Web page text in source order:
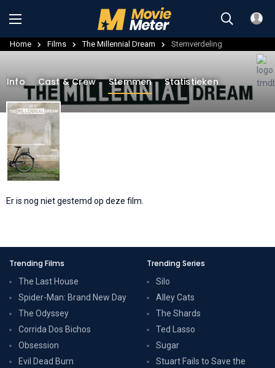
Home Films The Millennial Dream Stemverdeling
Info Cast & Crew Stemmen Statistieken
Er is nog niet gestemd op deze film.
Trending Films
The Last House
Spider-Man: Brand New Day
The Odyssey
Corrida Dos Bichos
Obsession
Evil Dead Burn
Trending Series
Silo
Alley Cats
The Shards
Ted Lasso
Sugar
Stuart Fails to Save the